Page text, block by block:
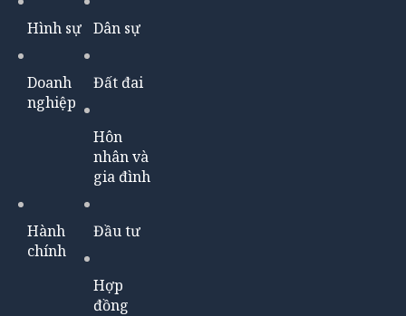
Hình sự Dân sự
Doanh
nghiệp
Đất đai
Hôn
nhân và
gia đình
Hành
chính
Đầu tư
Hợp
đồng